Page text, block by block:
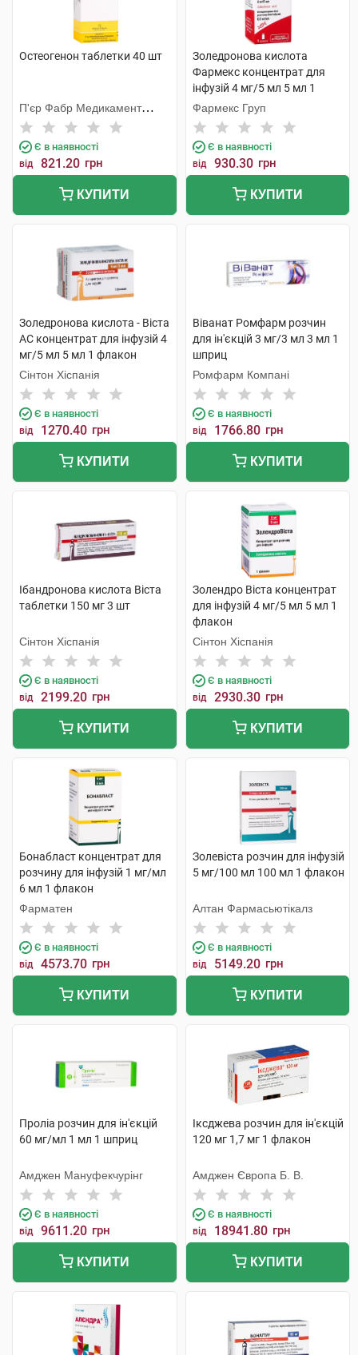
Остеогенон таблетки 40 шт
П'єр Фабр Медикамент
Продакшн
Є в наявності
від 821.20 грн
КУПИТИ
Золедронова кислота
Фармекс концентрат для
інфузій 4 мг/5 мл 5 мл 1
флакон
Фармекс Груп
Є в наявності
від 930.30 грн
КУПИТИ
Золедронова кислота - Віста
АС концентрат для інфузій 4
мг/5 мл 5 мл 1 флакон
Сінтон Хіспанія
Є в наявності
від 1270.40 грн
КУПИТИ
Віванат Ромфарм розчин
для ін'єкцій 3 мг/3 мл 3 мл 1
шприц
Ромфарм Компані
Є в наявності
від 1766.80 грн
КУПИТИ
Ібандронова кислота Віста
таблетки 150 мг 3 шт
Сінтон Хіспанія
Є в наявності
від 2199.20 грн
КУПИТИ
Золендро Віста концентрат
для інфузій 4 мг/5 мл 5 мл 1
флакон
Сінтон Хіспанія
Є в наявності
від 2930.30 грн
КУПИТИ
Бонабласт концентрат для
розчину для інфузій 1 мг/мл
6 мл 1 флакон
Фарматен
Є в наявності
від 4573.70 грн
КУПИТИ
Золевіста розчин для інфузій
5 мг/100 мл 100 мл 1 флакон
Алтан Фармасьютікалз
Є в наявності
від 5149.20 грн
КУПИТИ
Проліа розчин для ін'єкцій
60 мг/мл 1 мл 1 шприц
Амджен Мануфекчурінг
Є в наявності
від 9611.20 грн
КУПИТИ
Іксджева розчин для ін'єкцій
120 мг 1,7 мг 1 флакон
Амджен Європа Б. В.
Є в наявності
від 18941.80 грн
КУПИТИ